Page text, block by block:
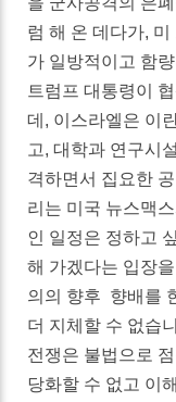
럼 해 온 데다가,
가 일방적이고 함
트럼프 대통령이
데, 이스라엘은 이
고, 대학과 연구시
격하면서 집요한
리는 미국 뉴스맥
인 일정은 정하고
해 가겠다는 입장
의의 향후 향배를
더 지체할 수 없습
전쟁은 불법으로
당화할 수 없고 이